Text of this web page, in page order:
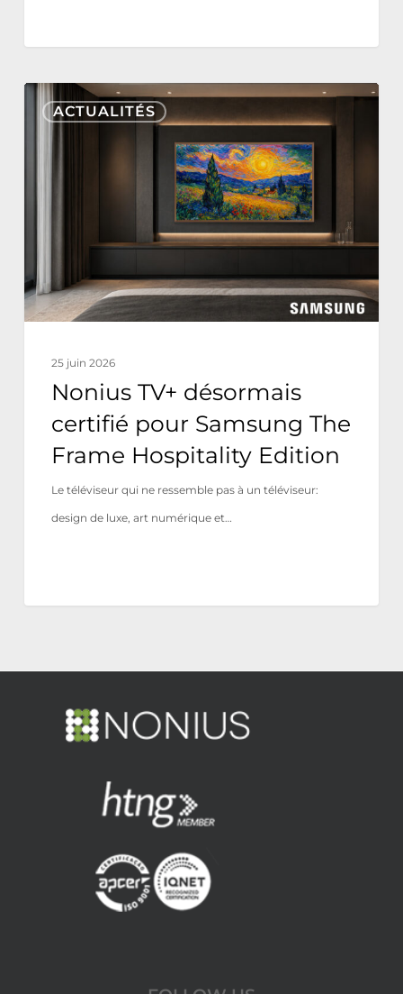
ACTUALITÉS
Nonius
TV+
The
Frame
Hospitality
25 juin 2026
Nonius TV+ désormais
certifié pour Samsung The
Frame Hospitality Edition
Le téléviseur qui ne ressemble pas à un téléviseur:
design de luxe, art numérique et…